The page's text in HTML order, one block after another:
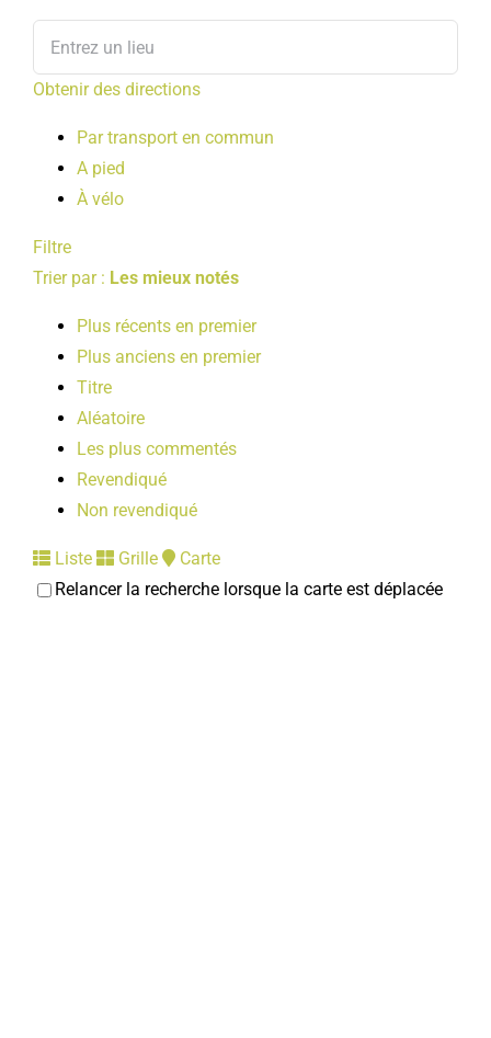
Obtenir des directions
Par transport en commun
A pied
À vélo
Filtre
Trier par : Les mieux notés
Plus récents en premier
Plus anciens en premier
Titre
Aléatoire
Les plus commentés
Revendiqué
Non revendiqué
Liste Grille
Carte
Relancer la recherche lorsque la carte est déplacée